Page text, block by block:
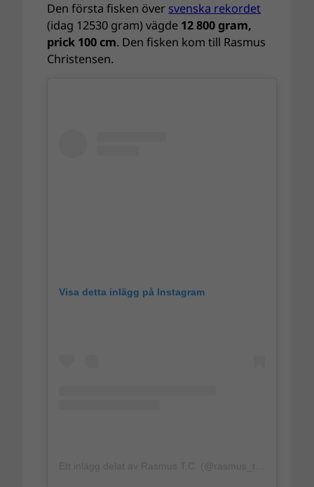
Den första fisken över svenska rekordet
(idag 12530 gram) vägde 12 800 gram,
prick 100 cm. Den fisken kom till Rasmus
Christensen.
Visa detta inlägg på Instagram